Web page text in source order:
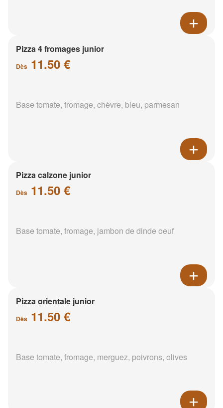
Pizza 4 fromages junior
Dès 11.50 €
Base tomate, fromage, chèvre, bleu, parmesan
Pizza calzone junior
Dès 11.50 €
Base tomate, fromage, jambon de dinde oeuf
Pizza orientale junior
Dès 11.50 €
Base tomate, fromage, merguez, poivrons, olives